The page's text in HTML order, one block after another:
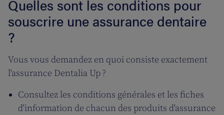
Quelles sont les conditions pour
souscrire une assurance dentaire
?
Vous vous demandez en quoi consiste exactement
l'assurance Dentalia Up ?
Consultez les conditions générales et les fiches
d'information de chacun des produits d'assurance